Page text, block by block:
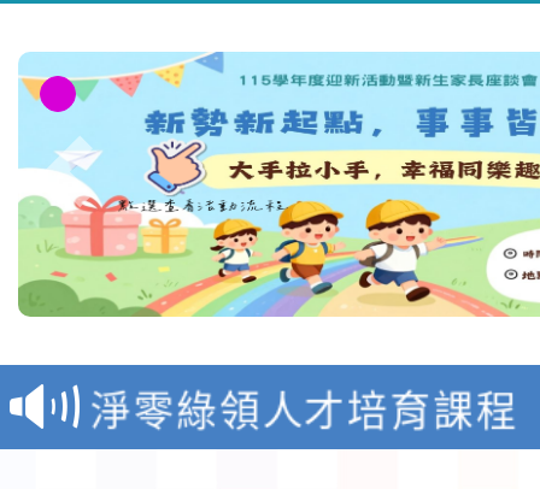
教育部校安中心白海豚
報
淨零綠領人才培育課程
檢送桃園市115學年度